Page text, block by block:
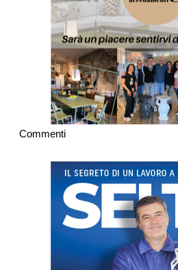
Commenti